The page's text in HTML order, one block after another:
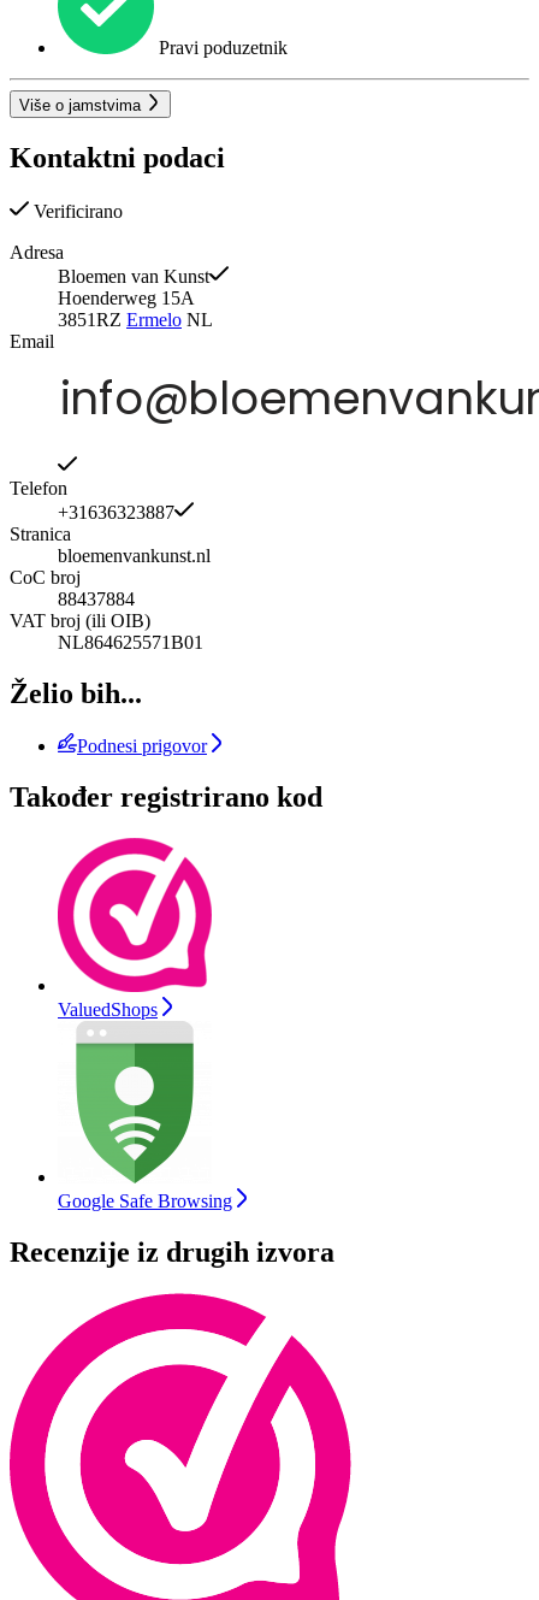
Pravi poduzetnik
Više o jamstvima
Kontaktni podaci
Verificirano
Adresa
Bloemen van Kunst
Hoenderweg 15A
3851RZ Ermelo NL
Email
Telefon
+31636323887
Stranica
bloemenvankunst.nl
CoC broj
88437884
VAT broj (ili OIB)
NL864625571B01
Želio bih...
Podnesi prigovor
Također registrirano kod
ValuedShops
Google Safe Browsing
Recenzije iz drugih izvora